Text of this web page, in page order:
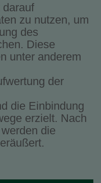
darauf
zu nutzen, um
des
Diese
unter anderem
der
die Einbindung
erzielt. Nach
die